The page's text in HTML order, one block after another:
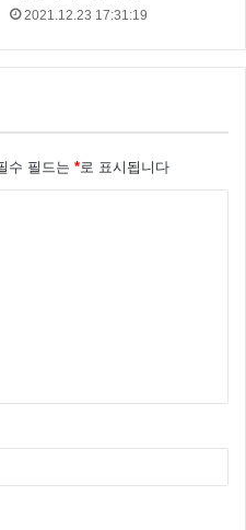
2021.12.23 17:31:19
수 필드는 *로 표시됩니다